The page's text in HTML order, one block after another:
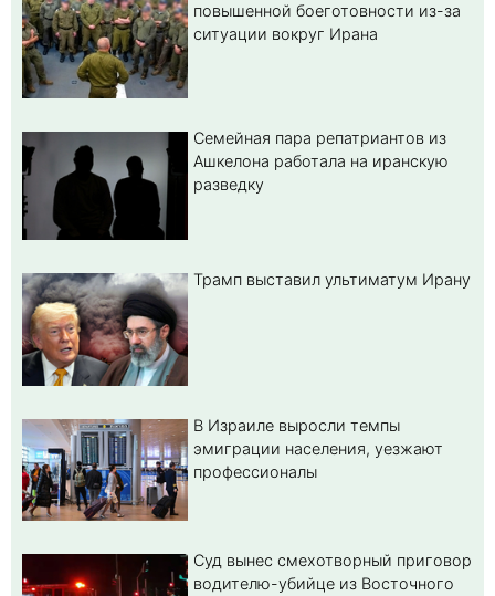
повышенной боеготовности из-за
ситуации вокруг Ирана
Семейная пара репатриантов из
Ашкелона работала на иранскую
разведку
Трамп выставил ультиматум Ирану
В Израиле выросли темпы
эмиграции населения, уезжают
профессионалы
Суд вынес смехотворный приговор
водителю-убийце из Восточного